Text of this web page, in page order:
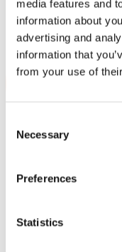
media features and
information about
advertising and
information that
from your use of
Selection
Necessary
Preferences
Statistics